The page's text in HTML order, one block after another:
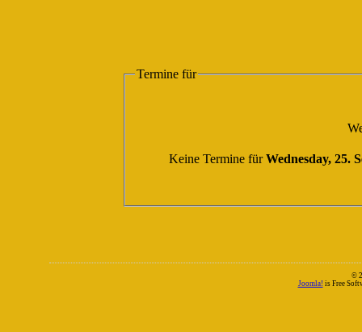
Termine für
Keine Termine fürWednesday, 25.
©
Joomla! is Free